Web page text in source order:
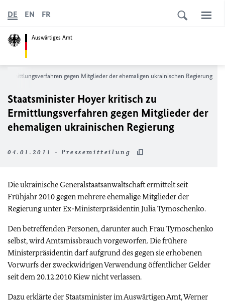
Auswärtiges Amt
DE EN FR
Ermittlungsverfahren gegen Mitglieder der ehemaligen ukrainischen Regierung
Staatsminister Hoyer kritisch zu
Ermittlungsverfahren gegen Mitglieder der
ehemaligen ukrainischen Regierung
04.01.2011 - Pressemitteilung
Die ukrainische Generalstaatsanwaltschaft ermittelt seit
Frühjahr 2010 gegen mehrere ehemalige Mitglieder der
Regierung unter Ex-Ministerpräsidentin Julia Tymoschenko.
Den betreffenden Personen, darunter auch Frau Tymoschenko
selbst, wird Amtsmissbrauch vorgeworfen. Die frühere
Ministerpräsidentin darf aufgrund des gegen sie erhobenen
Vorwurfs der zweckwidrigen Verwendung öffentlicher Gelder
seit dem 20.12.2010 Kiew nicht verlassen.
Dazu erklärte der Staatsminister im Auswärtigen Amt, Werner